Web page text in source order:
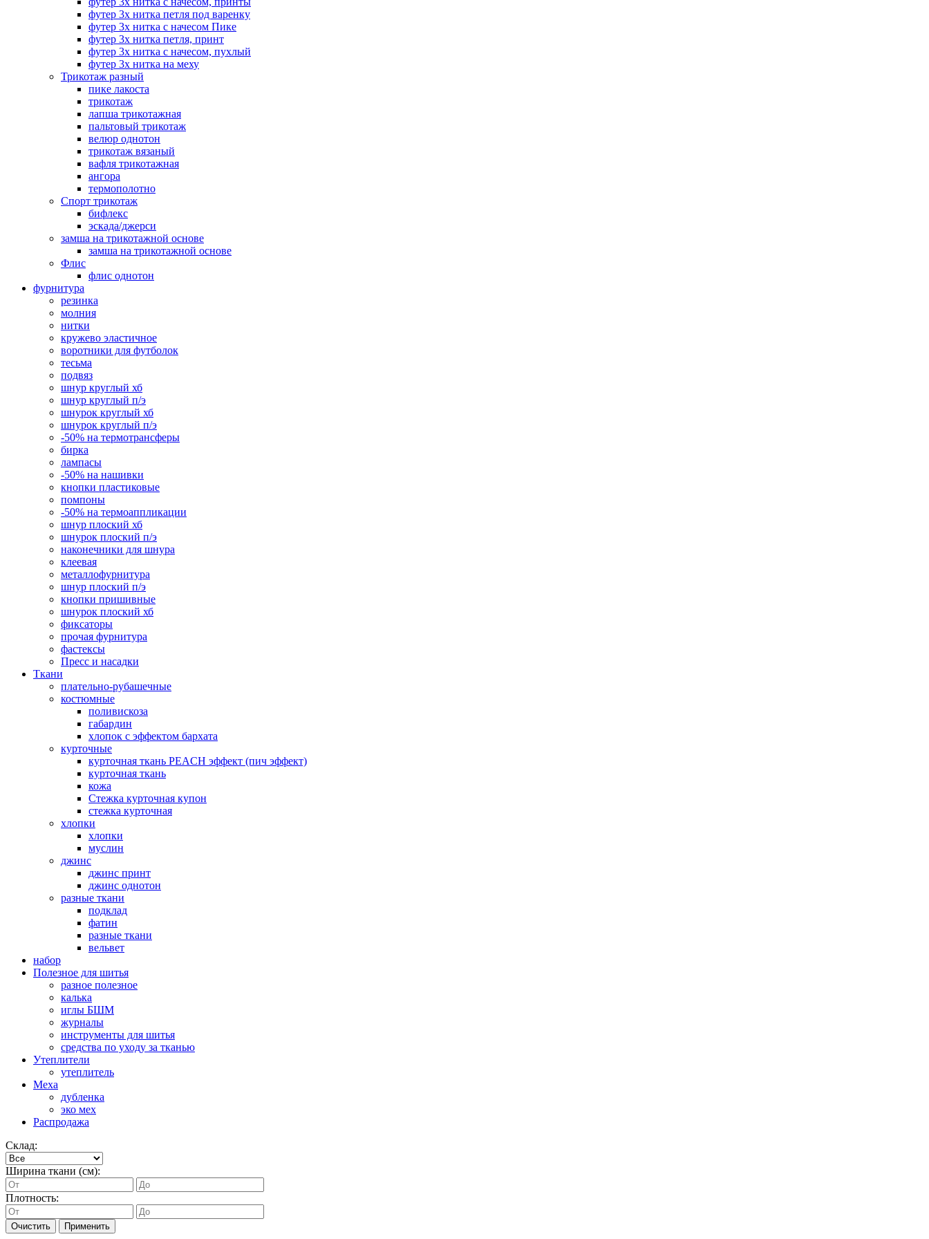
футер 3х нитка петля под варенку
футер 3х нитка с начесом Пике
футер 3х нитка петля, принт
футер 3х нитка с начесом, пухлый
футер 3х нитка на меху
Трикотаж разный
пике лакоста
трикотаж
лапша трикотажная
пальтовый трикотаж
велюр однотон
трикотаж вязаный
вафля трикотажная
ангора
термополотно
Спорт трикотаж
бифлекс
эскада/джерси
замша на трикотажной основе
замша на трикотажной основе
Флис
флис однотон
фурнитура
резинка
молния
нитки
кружево эластичное
воротники для футболок
тесьма
подвяз
шнур круглый хб
шнур круглый п/э
шнурок круглый хб
шнурок круглый п/э
-50% на термотрансферы
бирка
лампасы
-50% на нашивки
кнопки пластиковые
помпоны
-50% на термоаппликации
шнур плоский хб
шнурок плоский п/э
наконечники для шнура
клеевая
металлофурнитура
шнур плоский п/э
кнопки пришивные
шнурок плоский хб
фиксаторы
прочая фурнитура
фастексы
Пресс и насадки
Ткани
плательно-рубашечные
костюмные
поливискоза
габардин
хлопок с эффектом бархата
курточные
курточная ткань PEACH эффект (пич эффект)
курточная ткань
кожа
Стежка курточная купон
стежка курточная
хлопки
хлопки
муслин
джинс
джинс принт
джинс однотон
разные ткани
подклад
фатин
разные ткани
вельвет
набор
Полезное для шитья
разное полезное
калька
иглы БШМ
журналы
инструменты для шитья
средства по уходу за тканью
Утеплители
утеплитель
Меха
дубленка
эко мех
Распродажа
Склад:
Ширина ткани (см):
Плотность:
Очистить Применить